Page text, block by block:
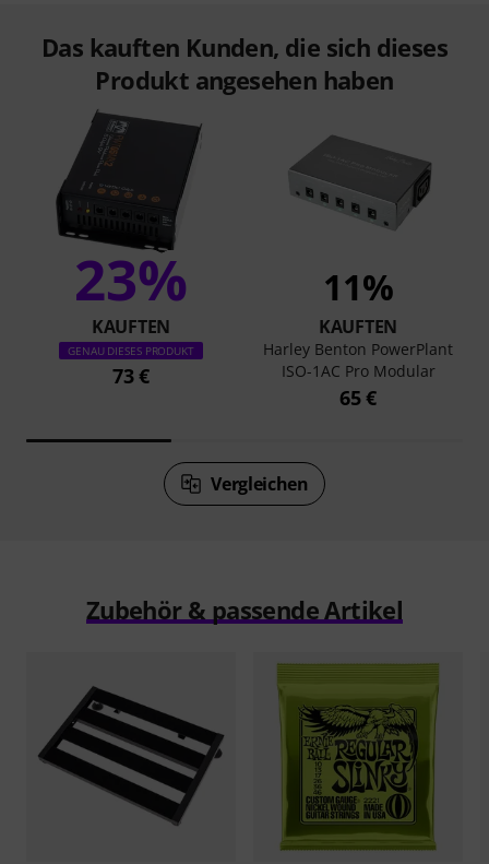
Das kauften Kunden, die sich dieses
Produkt angesehen haben
23%
KAUFTEN
GENAU DIESES PRODUKT
73 €
11%
KAUFTEN
Harley Benton PowerPlant
ISO-1AC Pro Modular
65 €
Vergleichen
Zubehör & passende Artikel